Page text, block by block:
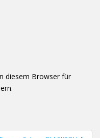
diesem Browser für